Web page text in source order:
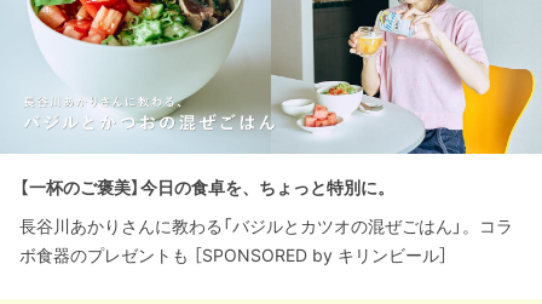
【一杯のご褒美】今日の食卓を、ちょっと特別に。
長谷川あかりさんに教わる「バジルとカツオの混ぜごはん」。コラ
ボ食器のプレゼントも ［SPONSORED by キリンビール］